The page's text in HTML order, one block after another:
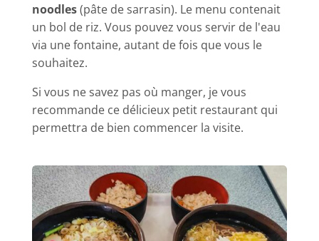
noodles(pâte de sarrasin). Le menu contenait
un bol de riz. Vous pouvez vous servir de l'eau
via une fontaine, autant de fois que vous le
souhaitez.
Si vous ne savez pas où manger, je vous
recommande ce délicieux petit restaurant qui
permettra de bien commencer la visite.